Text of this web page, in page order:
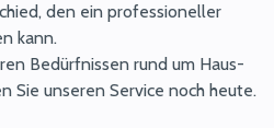
buchen
den ein professioneller
kann.
Bedürfnissen rund um Haus-
Sie unseren Service noch heute.